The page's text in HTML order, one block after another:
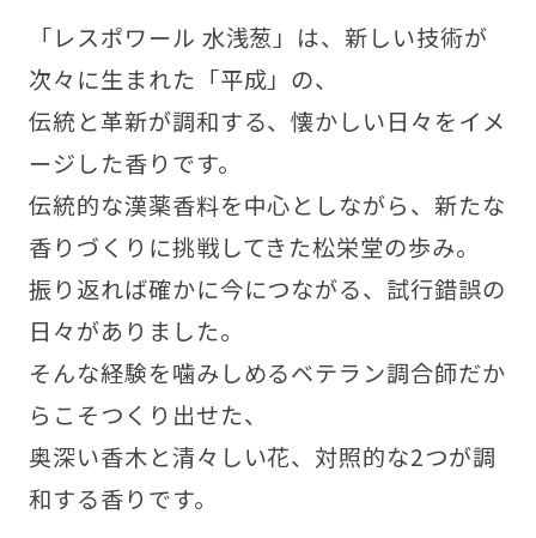
「レスポワール 水浅葱」は、新しい技術が
次々に生まれた「平成」の、
伝統と革新が調和する、懐かしい日々をイメ
ージした香りです。
伝統的な漢薬香料を中心としながら、新たな
香りづくりに挑戦してきた松栄堂の歩み。
振り返れば確かに今につながる、試行錯誤の
日々がありました。
そんな経験を噛みしめるベテラン調合師だか
らこそつくり出せた、
奥深い香木と清々しい花、対照的な2つが調
和する香りです。